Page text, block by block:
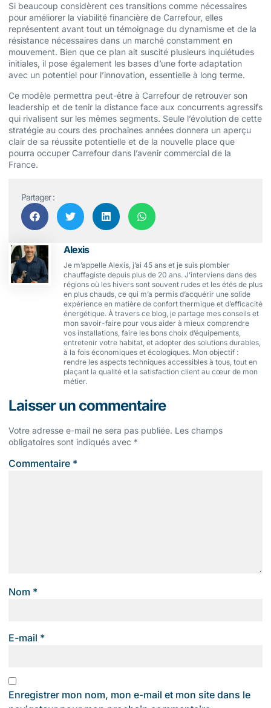
Si beaucoup considèrent ces transitions comme nécessaires
pour améliorer la viabilité financière de Carrefour, elles
représentent avant tout un témoignage du dynamisme et de la
résistance nécessaires dans un marché constamment en
mouvement. Bien que ce plan ait suscité plusieurs inquiétudes
initiales, il pose également les bases d’une forte adaptation
avec un potentiel pour l’innovation, essentielle à long terme.
Ce modèle permettra peut-être à Carrefour de retrouver son
leadership et de tenir la distance face aux concurrents agressifs
qui rivalisent sur les mêmes segments. Seule l’évolution de cette
stratégie au cours des prochaines années donnera un aperçu
clair de sa réussite potentielle et de la nouvelle place que
pourra occuper Carrefour dans l’avenir commercial de la
France.
Partager :
Alexis
Je m’appelle Alexis, j’ai 45 ans et je suis plombier
chauffagiste depuis plus de 20 ans. J’interviens dans des
régions où les hivers sont souvent rudes et les étés de plus
en plus chauds, ce qui m’a permis d’acquérir une solide
expérience en matière de confort thermique et d’efficacité
énergétique. À travers ce blog, je partage mes conseils et
mon savoir-faire pour vous aider à mieux comprendre
vos installations, faire les bons choix d’équipements,
entretenir votre habitat, et adopter des solutions durables,
à la fois économiques et écologiques. Mon objectif :
rendre les aspects techniques accessibles à tous, tout en
plaçant la qualité et la satisfaction client au cœur de mon
métier.
Laisser un commentaire
Votre adresse e-mail ne sera pas publiée. Les champs
obligatoires sont indiqués avec *
Commentaire *
Nom *
E-mail *
Enregistrer mon nom, mon e-mail et mon site dans le